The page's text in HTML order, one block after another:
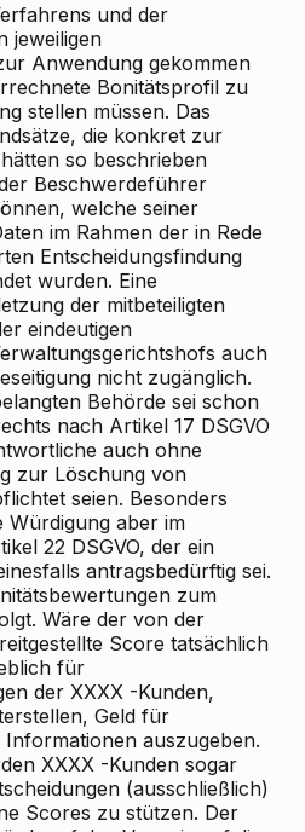
und der
jeweiligen
Anwendung gekommen
Bonitätsprofil zu
stellen müssen. Das
die konkret zur
so beschrieben
Beschwerdeführer
welche seiner
im Rahmen der in Rede
Entscheidungsfindung
wurden. Eine
der mitbeteiligten
eindeutigen
auch
nicht zugänglich.
Behörde sei schon
nach Artikel 17 DSGVO
auch ohne
zur Löschung von
seien. Besonders
Würdigung aber im
22 DSGVO, der ein
antragsbedürftig sei.
zum
Wäre der von der
Score tatsächlich
für
der XXXX -Kunden,
Geld für
auszugeben.
XXXX -Kunden sogar
(ausschließlich)
Scores zu stützen. Der